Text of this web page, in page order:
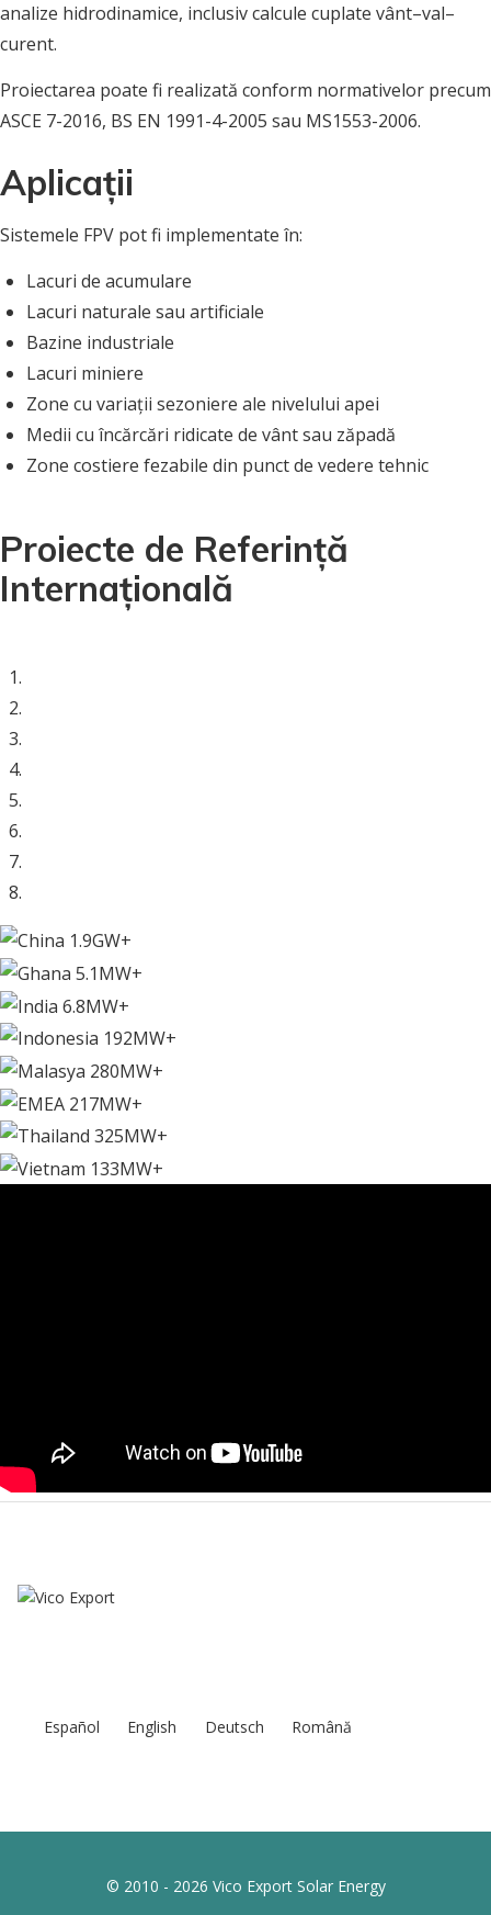
analize hidrodinamice, inclusiv calcule cuplate vânt–val–
curent.
Proiectarea poate fi realizată conform normativelor precum
ASCE 7-2016, BS EN 1991-4-2005 sau MS1553-2006.
Aplicații
Sistemele FPV pot fi implementate în:
Lacuri de acumulare
Lacuri naturale sau artificiale
Bazine industriale
Lacuri miniere
Zone cu variații sezoniere ale nivelului apei
Medii cu încărcări ridicate de vânt sau zăpadă
Zone costiere fezabile din punct de vedere tehnic
Proiecte de Referință
Internațională
Español English Deutsch Română
© 2010 - 2026 Vico Export Solar Energy